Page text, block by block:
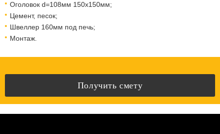
Оголовок d=108мм 150x150мм;
Цемент, песок;
Швеллер 160мм под печь;
Монтаж.
Получить смету